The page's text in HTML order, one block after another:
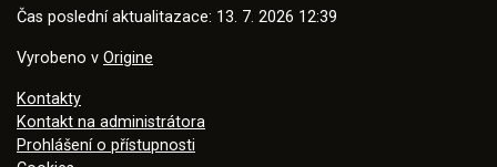
Čas poslední aktualitazace: 13. 7. 2026 12:39
Vyrobeno v Origine
Kontakty
Kontakt na administrátora
Prohlášení o přístupnosti